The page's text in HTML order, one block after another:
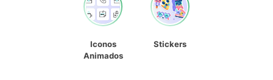
Iconos
Animados
Stickers